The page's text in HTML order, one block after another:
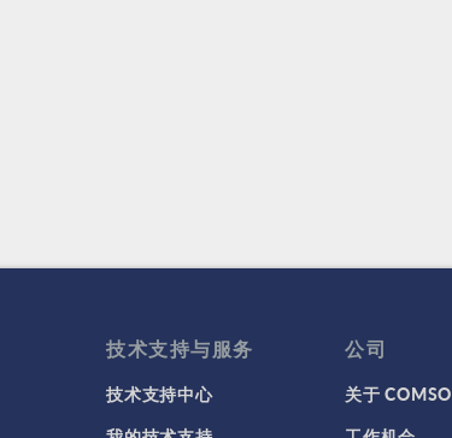
技术支持与服务
技术支持中心
公司
关于